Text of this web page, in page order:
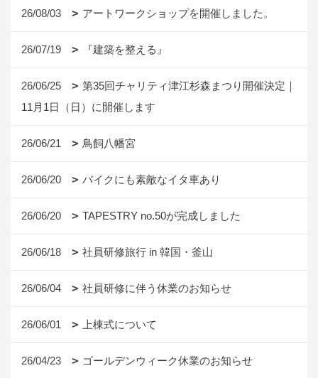
26/08/03 アートワークショップを開催しました。
26/07/19 『建築を整える』
26/06/25
第35回チャリティ津江杉森まつり開催決定｜
11月1日（日）に開催します
26/06/21 鳥飼八幡宮
26/06/20 バイクにも素敵なイタ車あり
26/06/20 TAPESTRY no.50が完成しました
26/06/18 社員研修旅行 in 韓国・釜山
26/06/04 社員研修に伴う休業のお知らせ
26/06/01 上棟式について
26/04/23 ゴールデンウィーク休業のお知らせ